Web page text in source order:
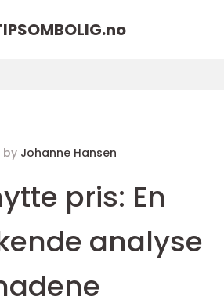
no
by Johanne Hansen
pris: En
analyse